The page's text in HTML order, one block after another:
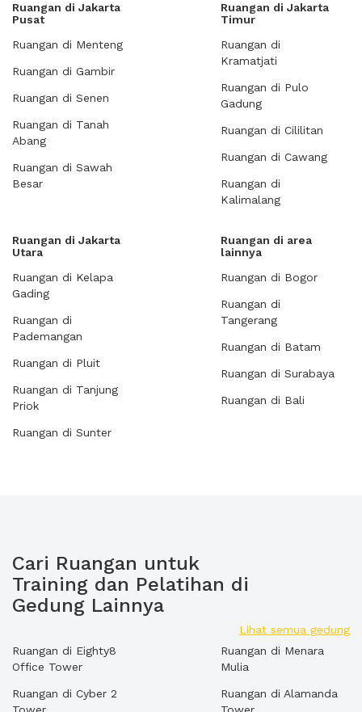
Ruangan di Jakarta
Pusat
Ruangan di Menteng
Ruangan di Gambir
Ruangan di Senen
Ruangan di Tanah
Abang
Ruangan di Sawah
Besar
Ruangan di Jakarta
Timur
Ruangan di
Kramatjati
Ruangan di Pulo
Gadung
Ruangan di Cililitan
Ruangan di Cawang
Ruangan di
Kalimalang
Ruangan di Jakarta
Utara
Ruangan di Kelapa
Gading
Ruangan di
Pademangan
Ruangan di Pluit
Ruangan di Tanjung
Priok
Ruangan di Sunter
Ruangan di area
lainnya
Ruangan di Bogor
Ruangan di
Tangerang
Ruangan di Batam
Ruangan di Surabaya
Ruangan di Bali
Cari Ruangan untuk
Training dan Pelatihan di
Gedung Lainnya
Lihat semua gedung
Ruangan di Eighty8
Office Tower
Ruangan di Cyber 2
Ruangan di Menara
Mulia
Ruangan di Alamanda